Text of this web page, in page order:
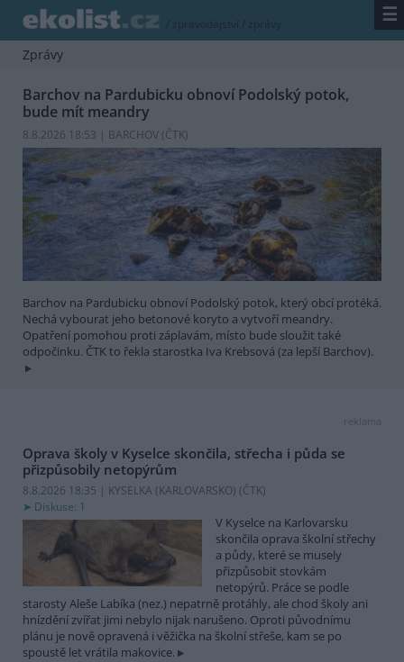
/ zpravodajství / zprávy ☰
Zprávy
Barchov na Pardubicku obnoví Podolský potok,
bude mít meandry
8.8.2026 18:53 | BARCHOV (ČTK)
Barchov na Pardubicku obnoví Podolský potok, který obcí protéká.
Nechá vybourat jeho betonové koryto a vytvoří meandry.
Opatření pomohou proti záplavám, místo bude sloužit také
odpočinku. ČTK to řekla starostka Iva Krebsová (za lepší Barchov).
reklama
Oprava školy v Kyselce skončila, střecha i půda se
přizpůsobily netopýrům
8.8.2026 18:35 | KYSELKA (KARLOVARSKO) (ČTK)
Diskuse: 1
V Kyselce na Karlovarsku
skončila oprava školní střechy
a půdy, které se musely
přizpůsobit stovkám
netopýrů. Práce se podle
starosty Aleše Labíka (nez.) nepatrně protáhly, ale chod školy ani
hnízdění zvířat jimi nebylo nijak narušeno. Oproti původnímu
plánu je nově opravená i věžička na školní střeše, kam se po
spoustě let vrátila makovice.